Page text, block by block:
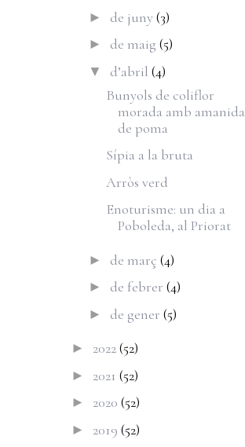
► de juny(3)
► de maig (5)
▼ d’abril (4)
Bunyols de coliflor
morada amb amanida
de poma
Sípia a la bruta
Arròs verd
Enoturisme: un dia a
Poboleda, al Priorat
► de març (4)
► de febrer (4)
► de gener (5)
► 2022(52)
► 2021 (52)
► 2020 (52)
► 2019 (52)